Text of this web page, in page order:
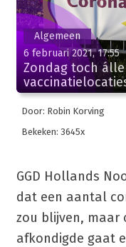
Algemeen
6 februari 2021, 17:55
Zondag toch
Door: Robin Korving
Bekeken: 3645x
GGD Hollands
dat een aantal
zou blijven, maar
afkondigde gaat